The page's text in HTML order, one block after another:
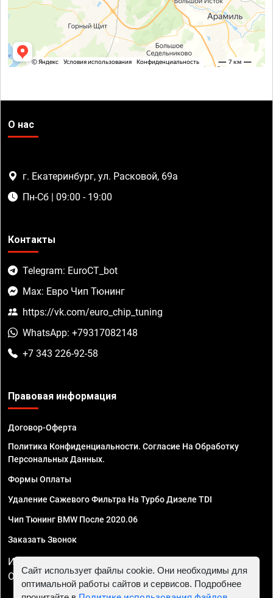
О нас
г. Екатеринбург, ул. Расковой, 69а
Пн-Сб | 09:00 - 19:00
Контакты
Telegram: EuroCT_bot
Max: Евро Чип Тюнинг
https://vk.com/euro_chip_tuning
WhatsApp: +79317082148
+7 343 226-92-58
Правовая информация
Договор-Оферта
Политика Конфиденциальности. Согласие На Обработку
Персональных Данных.
Формы Оплаты
Удаление Сажевого Фильтра На Турбо Дизеле TDI
Чип Тюнинг BMW После 2020.06
Заказать Звонок
ИП Смирнов Георгий Павлович. ИНН 781302555843,
ОГРНИП 324470400032610
Сайт использует файлы cookie. Они необходимы для
оптимальной работы сайтов и сервисов. Подробнее